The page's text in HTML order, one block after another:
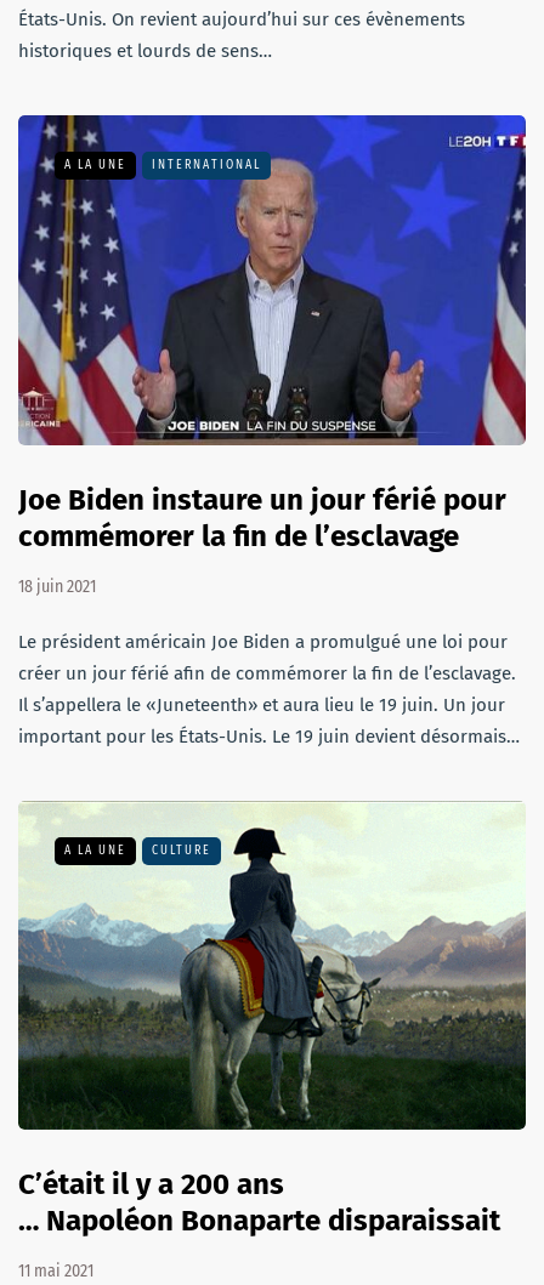
États-Unis. On revient aujourd’hui sur ces évènements
historiques et lourds de sens…
A LA UNE INTERNATIONAL
Joe Biden instaure un jour férié pour
commémorer la fin de l’esclavage
18 juin 2021
Le président américain Joe Biden a promulgué une loi pour
créer un jour férié afin de commémorer la fin de l’esclavage.
Il s’appellera le «Juneteenth» et aura lieu le 19 juin. Un jour
important pour les États-Unis. Le 19 juin devient désormais…
A LA UNE CULTURE
C’était il y a 200 ans
… Napoléon Bonaparte disparaissait
11 mai 2021